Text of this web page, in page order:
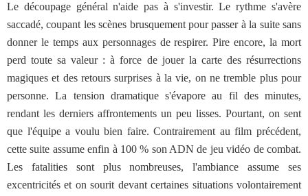
Le découpage général n'aide pas à s'investir. Le rythme s'avère
saccadé, coupant les scènes brusquement pour passer à la suite sans
donner le temps aux personnages de respirer. Pire encore, la mort
perd toute sa valeur : à force de jouer la carte des résurrections
magiques et des retours surprises à la vie, on ne tremble plus pour
personne. La tension dramatique s'évapore au fil des minutes,
rendant les derniers affrontements un peu lisses. Pourtant, on sent
que l'équipe a voulu bien faire. Contrairement au film précédent,
cette suite assume enfin à 100 % son ADN de jeu vidéo de combat.
Les fatalities sont plus nombreuses, l'ambiance assume ses
excentricités et on sourit devant certaines situations volontairement